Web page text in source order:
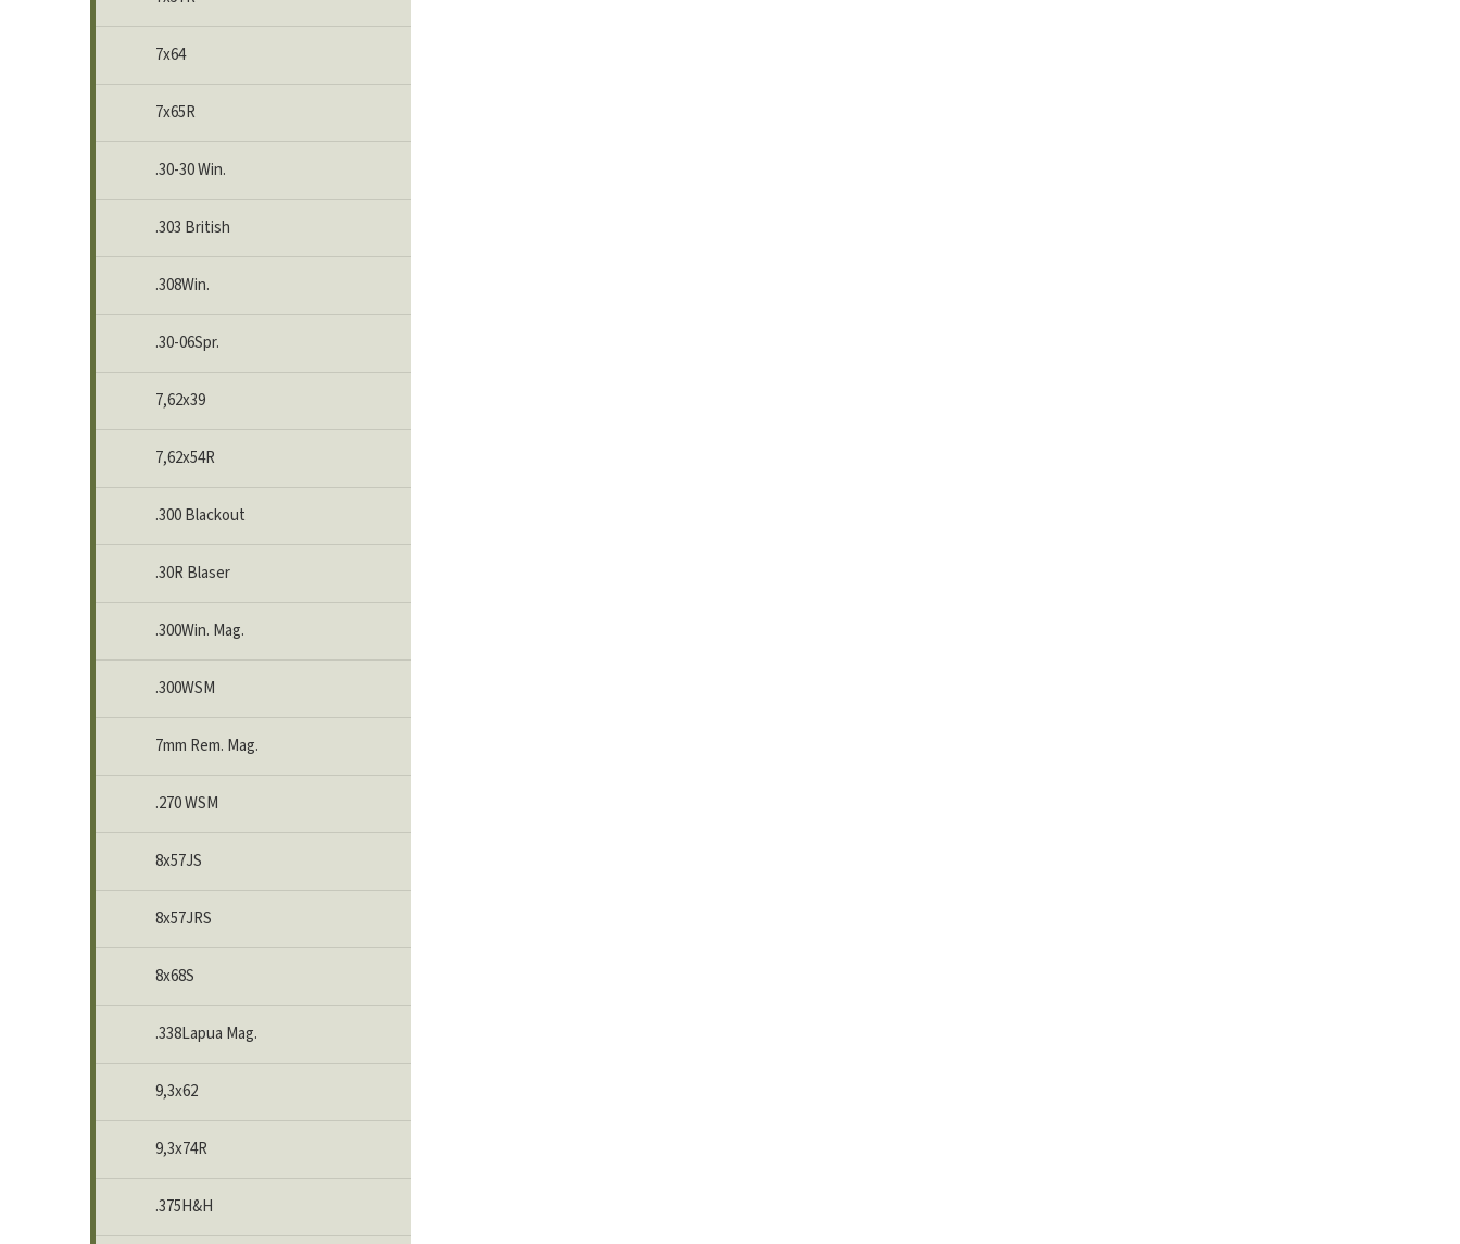
7x64
7x65R
.30-30 Win.
.303 British
.308Win.
.30-06Spr.
7,62x39
7,62x54R
.300 Blackout
.30R Blaser
.300Win. Mag.
.300WSM
7mm Rem. Mag.
.270 WSM
8x57JS
8x57JRS
8x68S
.338Lapua Mag.
9,3x62
9,3x74R
.375H&H